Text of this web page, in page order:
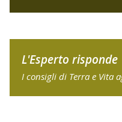
L'Esperto risponde
I consigli di Terra e Vita